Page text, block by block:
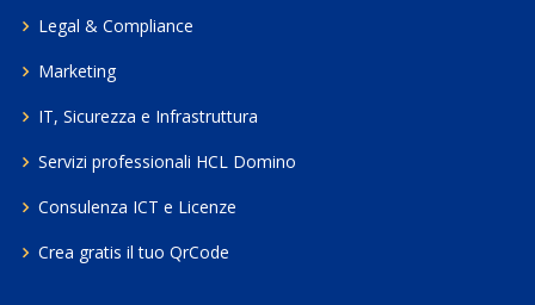
Legal & Compliance
Marketing
IT, Sicurezza e Infrastruttura
Servizi professionali HCL Domino
Consulenza ICT e Licenze
Crea gratis il tuo QrCode